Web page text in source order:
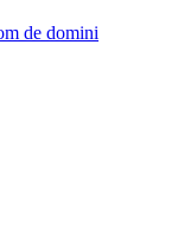
de domini